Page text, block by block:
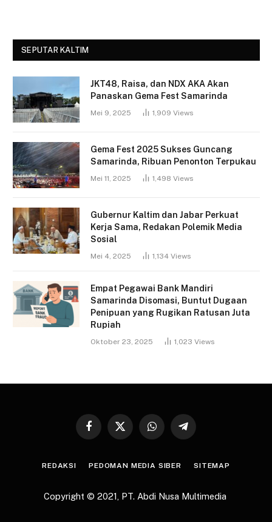
SEPUTAR KALTIM
JKT48, Raisa, dan NDX AKA Akan
Panaskan Gema Fest Samarinda
Mei 9, 2025 1,909 Views
Gema Fest 2025 Sukses Guncang
Samarinda, Ribuan Penonton Terpukau
Mei 11, 2025 1,498 Views
Gubernur Kaltim dan Jabar Perkuat
Kerja Sama, Redakan Polemik Media
Sosial
Mei 4, 2025 1,134 Views
Empat Pegawai Bank Mandiri
Samarinda Disomasi, Buntut Dugaan
Penipuan yang Rugikan Ratusan Juta
Rupiah
Oktober 23, 2025 1,023 Views
Facebook
X
WhatsAppTelegram
REDAKSI PEDOMAN MEDIA SIBER SITEMAP
Copyright © 2021, PT. Abdi Nusa Multimedia